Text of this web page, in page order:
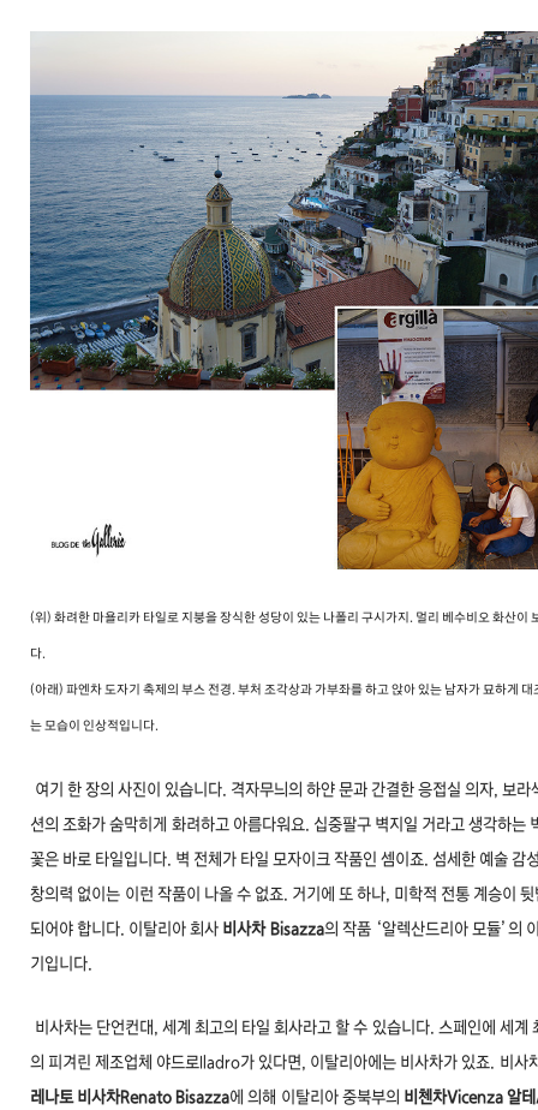
(위) 화려한 마욜리카 타일로 지붕을 장식한 성당이 있는 나폴리 구시가지. 멀리 베수비오 화산이
다.
(아래) 파엔차 도자기 축제의 부스 전경. 부처 조각상과 가부좌를 하고 앉아 있는 남자가 묘하게 대
는 모습이 인상적입니다.
여기 한 장의 사진이 있습니다. 격자무늬의 하얀 문과 간결한 응접실 의자, 보라
션의 조화가 숨막히게 화려하고 아름다워요. 십중팔구 벽지일 거라고 생각하는
꽃은 바로 타일입니다. 벽 전체가 타일 모자이 크 작품인 셈이죠. 섬세한 예술 감
창의력 없이는 이런 작품이 나올 수 없죠. 거기에 또 하나, 미학적 전통 계승이 뒷
되어야 합니다. 이탈리아 회사 비사차 Bisazza의 작품 ‘알렉산드리아 모듈’의
기입니다.
비사차는 단언컨대, 세계 최고의 타일 회사라고 할 수 있습니다. 스페인에 세계
의 피겨린 제조업체 야드로Iladro가 있다면, 이탈리아에는 비사차가 있죠. 비사
레나토 비사차Renato Bisazza에 의해 이탈리아 중북부의 비첸차Vicenza 알